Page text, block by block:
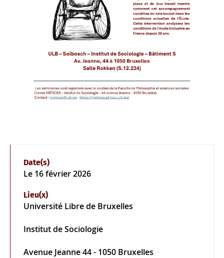
Date(s)
Le16 février 2026
Lieu(x)
Université Libre de Bruxelles
Institut de Sociologie
Avenue Jeanne 44 - 1050 Bruxelles